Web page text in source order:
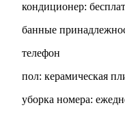
кондиционер:
банные
телефон
пол: керамическая
уборка номера: